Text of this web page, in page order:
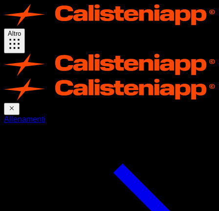
Altro
Allenamenti